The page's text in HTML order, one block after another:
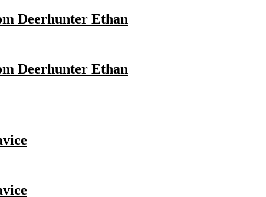
Deerhunter Ethan
Deerhunter Ethan